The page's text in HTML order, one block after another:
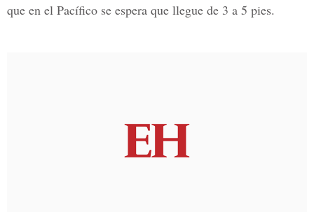
que en el Pacífico se espera que llegue de 3 a 5 pies.